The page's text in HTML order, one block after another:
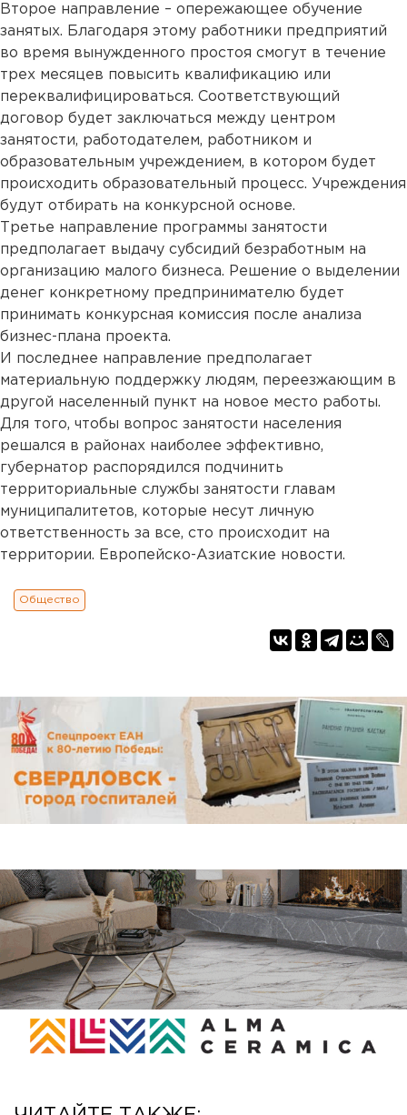
Второе направление – опережающее обучение
занятых. Благодаря этому работники предприятий
во время вынужденного простоя смогут в течение
трех месяцев повысить квалификацию или
переквалифицироваться. Соответствующий
договор будет заключаться между центром
занятости, работодателем, работником и
образовательным учреждением, в котором будет
происходить образовательный процесс. Учреждения
будут отбирать на конкурсной основе.
Третье направление программы занятости
предполагает выдачу субсидий безработным на
организацию малого бизнеса. Решение о выделении
денег конкретному предпринимателю будет
принимать конкурсная комиссия после анализа
бизнес-плана проекта.
И последнее направление предполагает
материальную поддержку людям, переезжающим в
другой населенный пункт на новое место работы.
Для того, чтобы вопрос занятости населения
решался в районах наиболее эффективно,
губернатор распорядился подчинить
территориальные службы занятости главам
муниципалитетов, которые несут личную
ответственность за все, сто происходит на
территории. Европейско-Азиатские новости.
Общество